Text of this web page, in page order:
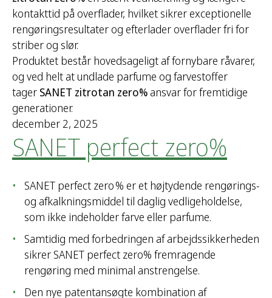
kontakttid på overflader, hvilket sikrer exceptionelle
rengøringsresultater og efterlader overflader fri for
striber og slør.
Produktet består hovedsageligt af fornybare råvarer,
og ved helt at undlade parfume og farvestoffer
tager SANET zitrotan zero% ansvar for fremtidige
generationer.
december 2, 2025
SANET perfect zero%
SANET perfect zero % er et højtydende rengørings-
og afkalkningsmiddel til daglig vedligeholdelse,
som ikke indeholder farve eller parfume.
Samtidig med forbedringen af arbejdssikkerheden
sikrer SANET perfect zero% fremragende
rengøring med minimal anstrengelse.
Den nye patentansøgte kombination af